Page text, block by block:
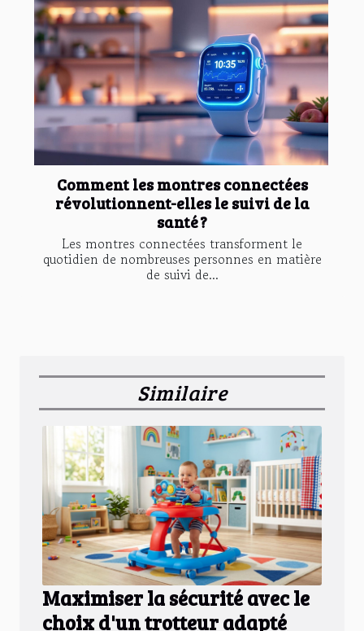
Comment les montres connectées
révolutionnent-elles le suivi de la
santé ?
Les montres connectées transforment le
quotidien de nombreuses personnes en matière
de suivi de...
Similaire
Maximiser la sécurité avec le
choix d'un trotteur adapté